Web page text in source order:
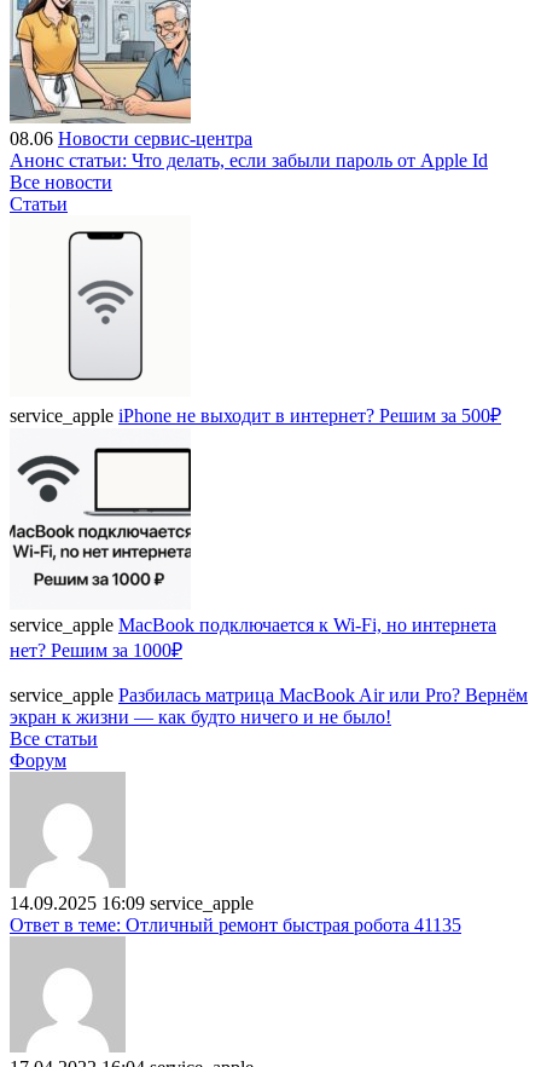
08.06 Новости сервис-центра
Анонс статьи: Что делать, если забыли пароль от Apple Id
Все новости
Статьи
service_apple iPhone не выходит в интернет? Решим за 500₽
service_apple MacBook подключается к Wi-Fi, но интернета
нет? Решим за 1000₽
service_apple Разбилась матрица MacBook Air или Pro? Вернём
экран к жизни — как будто ничего и не было!
Все статьи
Форум
14.09.2025 16:09 service_apple
Ответ в теме: Отличный ремонт быстрая робота 41135